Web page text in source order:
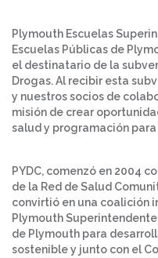
Plymouth Escuelas
Escuelas Públicas de
el destinatario de la
Drogas. Al recibir esta
y nuestros socios de
misión de crear
salud y programación
PYDC, comenzó en 2004
de la Red de Salud
convirtió en una coalición
Plymouth
de Plymouth para
sostenible y junto con el